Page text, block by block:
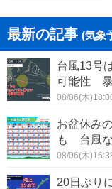
最新の記事 (気象
台風13号
可能性 暴
08/06(木
お盆休み
も 台風
08/06(木
20日ぶり